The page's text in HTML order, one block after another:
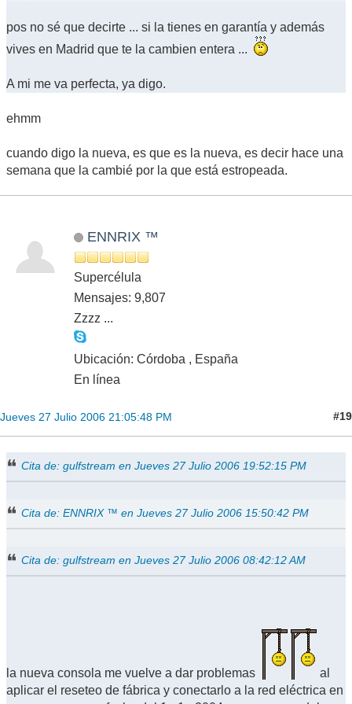
pos no sé que decirte ... si la tienes en garantía y además
vives en Madrid que te la cambien entera ...
A mi me va perfecta, ya digo.
ehmm
cuando digo la nueva, es que es la nueva, es decir hace una
semana que la cambié por la que está estropeada.
ENNRIX ™
Supercélula
Mensajes: 9,807
Zzzz ...
Ubicación: Córdoba , España
En línea
Jueves 27 Julio 2006 21:05:48 PM #19
Cita de: gulfstream en Jueves 27 Julio 2006 19:52:15 PM
Cita de: ENNRIX ™ en Jueves 27 Julio 2006 15:50:42 PM
Cita de: gulfstream en Jueves 27 Julio 2006 08:42:12 AM
la nueva consola me vuelve a dar problemas
al
aplicar el reseteo de fábrica y conectarlo a la red eléctrica en